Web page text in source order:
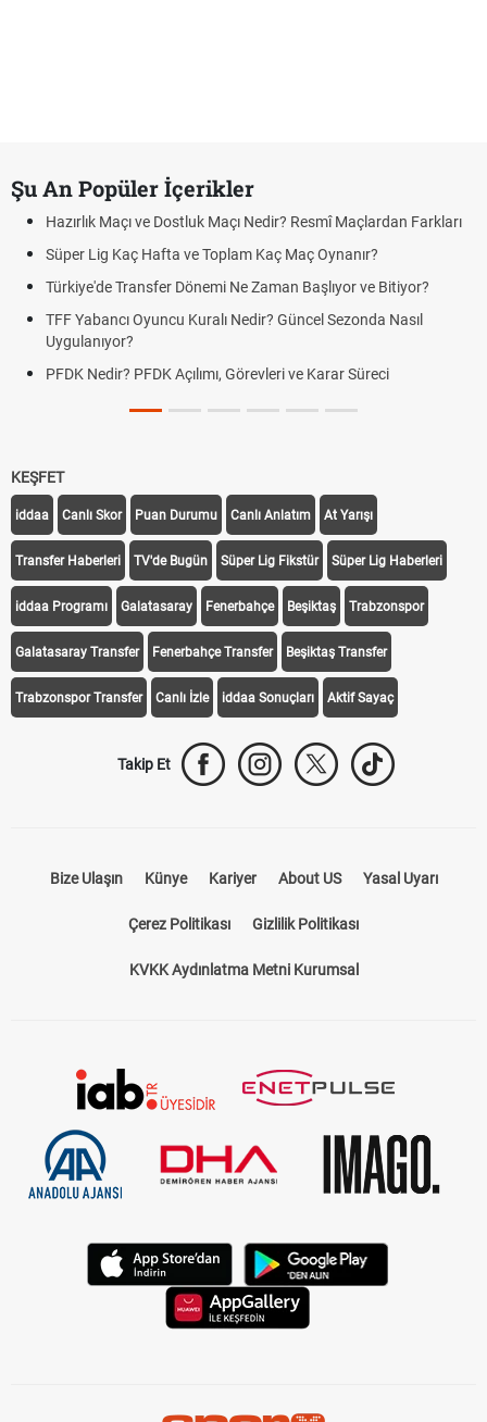
Şu An Popüler İçerikler
Hazırlık Maçı ve Dostluk Maçı Nedir? Resmî Maçlardan Farkları
Süper Lig Kaç Hafta ve Toplam Kaç Maç Oynanır?
Türkiye'de Transfer Dönemi Ne Zaman Başlıyor ve Bitiyor?
TFF Yabancı Oyuncu Kuralı Nedir? Güncel Sezonda Nasıl
Uygulanıyor?
PFDK Nedir? PFDK Açılımı, Görevleri ve Karar Süreci
KEŞFET
iddaa Canlı Skor Puan Durumu Canlı Anlatım At Yarışı
Transfer Haberleri TV'de Bugün Süper Lig Fikstür Süper Lig Haberleri
iddaa Programı Galatasaray Fenerbahçe Beşiktaş Trabzonspor
Galatasaray Transfer Fenerbahçe Transfer Beşiktaş Transfer
Trabzonspor Transfer Canlı İzle iddaa Sonuçları Aktif Sayaç
Takip Et
Bize Ulaşın Künye Kariyer About US Yasal Uyarı
Çerez Politikası Gizlilik Politikası
KVKK Aydınlatma Metni Kurumsal